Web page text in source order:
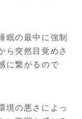
眠の最中に強制
ら突然目覚めさ
に繋がるので
境の悪さによっ